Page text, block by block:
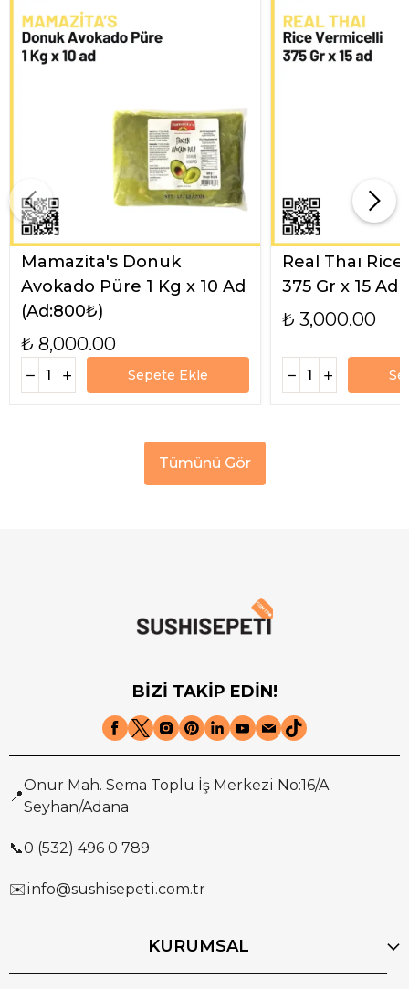
Mamazita's Donuk
Avokado Püre 1 Kg x 10 Ad
(Ad:800₺)
₺ 8,000.00
Sepete Ekle
Real Thaı
375 Gr x 15 Ad
₺ 3,000.00
Tümünü Gör
BİZİ TAKİP EDİN!
📍
Onur Mah. Sema Toplu İş Merkezi No:16/A
Seyhan/Adana
📞0 (532) 496 0 789
✉️info@sushisepeti.com.tr
KURUMSAL